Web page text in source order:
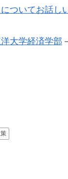
ついてお話し
大学経済学部 －